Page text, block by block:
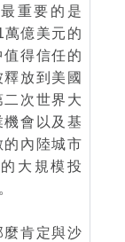
重要的是
億美元的
得信任的
放到美國
次世界大
會以及基
內陸城市
大規模投
肯定與沙